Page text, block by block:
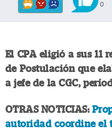
0
El CPA eligió a sus 11
de Postulación que
a jefe de la CGC,
OTRAS NOTICIAS:
autoridad coordine el